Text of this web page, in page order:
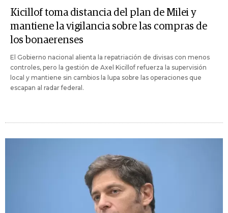
Kicillof toma distancia del plan de Milei y
mantiene la vigilancia sobre las compras de
los bonaerenses
El Gobierno nacional alienta la repatriación de divisas con menos
controles, pero la gestión de Axel Kicillof refuerza la supervisión
local y mantiene sin cambios la lupa sobre las operaciones que
escapan al radar federal.